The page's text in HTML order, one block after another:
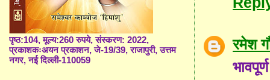
रमेश
पृष्ठ:104, मूल्य:260 रुपये, संस्करण: 2022,
प्रकाशकःअयन प्रकाशन, जे-19/39, राजापुरी, उत्तम
नगर, नई दिल्ली-110059